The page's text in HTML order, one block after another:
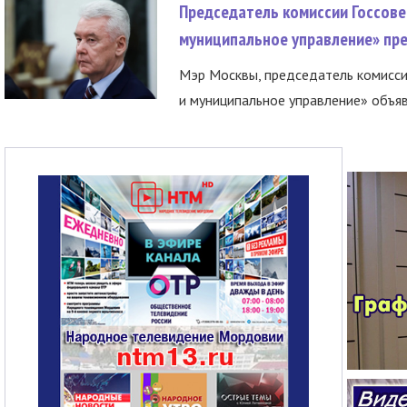
Председатель комиссии
муниципальное управление»
Мэр Москвы, председатель
и муниципальное управление»